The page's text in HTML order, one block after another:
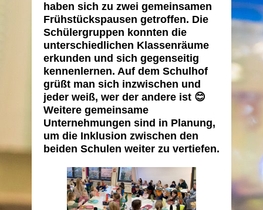
haben sich zu zwei gemeinsamen
Frühstückspausen getroffen. Die
Schülergruppen konnten die
unterschiedlichen Klassenräume
erkunden und sich gegenseitig
kennenlernen. Auf dem Schulhof
grüßt man sich inzwischen und
jeder weiß, wer der andere ist 😊
Weitere gemeinsame
Unternehmungen sind in Planung,
um die Inklusion zwischen den
beiden Schulen weiter zu vertiefen.